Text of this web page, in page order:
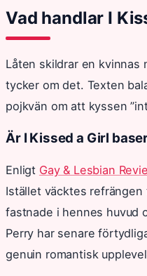
Vad handlar I
Låten skildrar en kvinnas
tycker om det. Texten
pojkvän om att kyssen
Är I Kissed a Girl
Enligt Gay & Lesbian
Istället väcktes
fastnade i hennes huvud
Perry har senare
genuin romantisk